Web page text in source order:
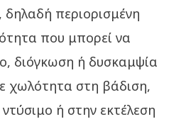
δηλαδή περιορισμένη
που μπορεί να
διόγκωση ή δυσκαμψία
χωλότητα στη βάδιση,
ή στην εκτέλεση